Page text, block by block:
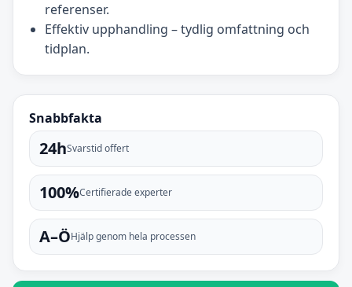
referenser.
Effektiv upphandling – tydlig omfattning och
tidplan.
Snabbfakta
24hSvarstid offert
100%Certifierade experter
A–ÖHjälp genom hela processen